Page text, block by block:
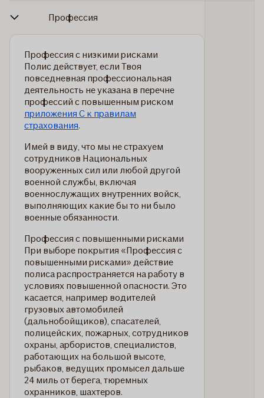
Профессия
Профессия с низкими рисками
Полис действует, если Твоя
повседневная профессиональная
деятельность не указана в перечне
профессий с повышенным риском
приложения C к правилам
страхования.
Имей в виду, что мы не страхуем
сотрудников Национальных
вооруженных сил или любой другой
военной службы, включая
военнослужащих внутренних войск,
выполняющих какие бы то ни было
военные обязанности.
Профессия с повышенными рисками
При выборе покрытия «Профессия с
повышенными рисками» действие
полиса распространяется на работу в
условиях повышенной опасности. Это
касается, например водителей
грузовых автомобилей
(дальнобойщиков), спасателей,
полицейских, пожарных, сотрудников
охраны, арбористов, специалистов,
работающих на большой высоте,
рыбаков, ведущих промысел дальше
24 миль от берега, тюремных
охранников, шахтеров.